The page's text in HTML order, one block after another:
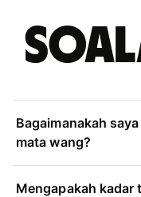
Bagaimanakah
mata wang?
Mengapakah kadar